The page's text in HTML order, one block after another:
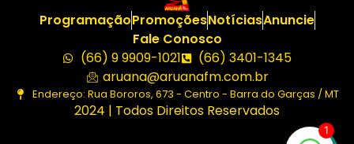
ProgramaçãoPromoçõesNotíciasAnuncie
Fale Conosco
(66) 9 9909-1021
(66) 3401-1345
aruana@aruanafm.com.br
Endereço: Rua Bororos, 673 - Centro - Barra do Garças / MT
2024 | Todos Direitos Reservados
1